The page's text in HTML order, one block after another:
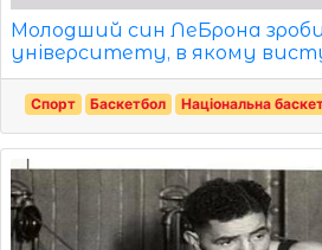
Молодший син ЛеБрона
університету, в якому
Спорт Баскетбол Національна